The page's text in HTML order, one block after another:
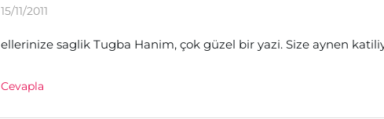
15/11/2011
ellerinize saglik Tugba Hanim, çok güzel bir yazi. Size aynen
Cevapla